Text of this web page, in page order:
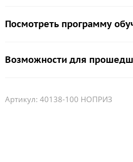
Посмотреть программу
Возможности для
Артикул: 40138-100 НОПРИЗ